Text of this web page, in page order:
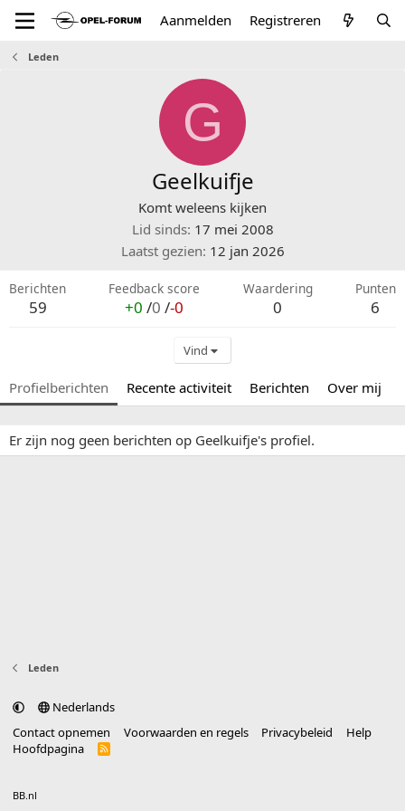
Aanmelden Registreren
Leden
G
Geelkuifje
Komt weleens kijken
Lid sinds 17 mei 2008
Laatst gezien 12 jan 2026
Berichten
59
Feedback score
+0 /0 /-0
Waardering
0
Punten
6
Vind
Profielberichten Recente activiteit Berichten Over mij
Er zijn nog geen berichten op Geelkuifje's profiel.
Leden
Nederlands
Contact opnemen
Voorwaarden en regels Privacybeleid
Help
Hoofdpagina
R
BB.nl